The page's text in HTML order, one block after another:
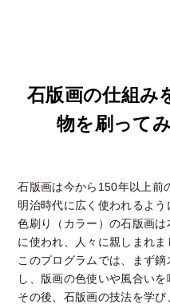
石版画の仕組み
物を刷って
石版画は今から150年以上前
明治時代に広く使われるよう
色刷り（カラー）の石版画
に使われ、人々に親しまれま
このプログラムでは、まず
し、版画の色使いや風合いを
その後、石版画の技法を学